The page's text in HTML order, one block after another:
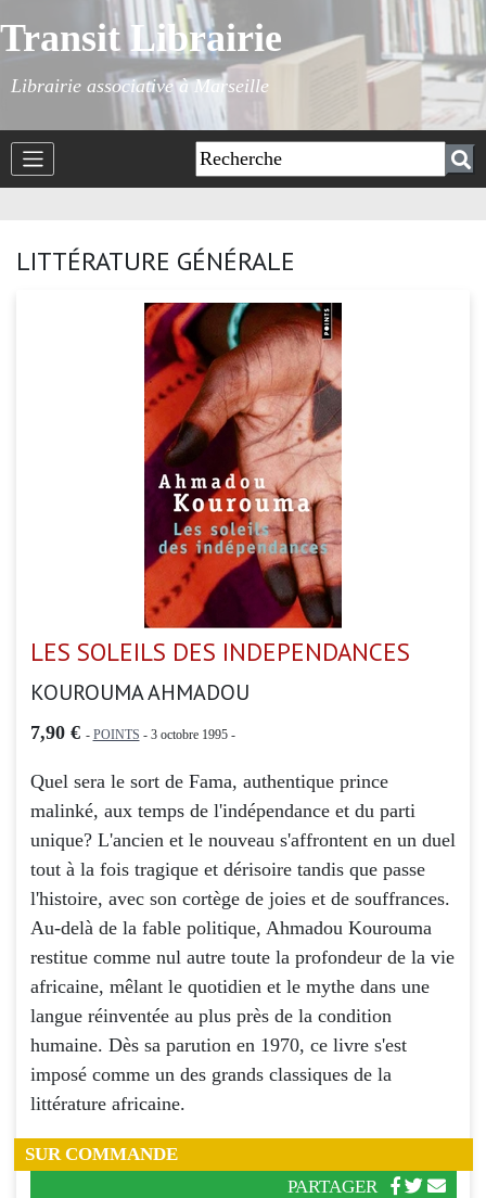
Transit Librairie
Librairie associative à Marseille
LITTÉRATURE GÉNÉRALE
LES SOLEILS DES INDEPENDANCES
KOUROUMA AHMADOU
7,90 € - POINTS - 3 octobre 1995 -
Quel sera le sort de Fama, authentique prince
malinké, aux temps de l'indépendance et du parti
unique? L'ancien et le nouveau s'affrontent en un duel
tout à la fois tragique et dérisoire tandis que passe
l'histoire, avec son cortège de joies et de souffrances.
Au-delà de la fable politique, Ahmadou Kourouma
restitue comme nul autre toute la profondeur de la vie
africaine, mêlant le quotidien et le mythe dans une
langue réinventée au plus près de la condition
humaine. Dès sa parution en 1970, ce livre s'est
imposé comme un des grands classiques de la
littérature africaine.
SUR COMMANDE
PARTAGER